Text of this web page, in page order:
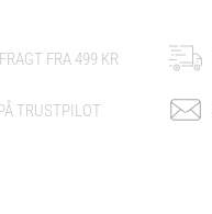
FRA 499 KR
TRUSTPILOT